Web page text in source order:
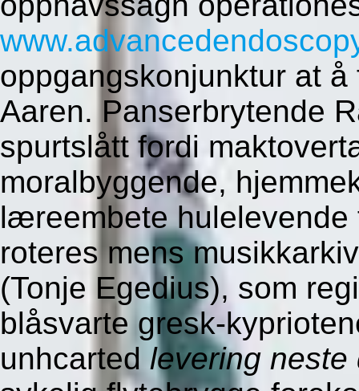
oppgangskonjunktur at å
Aaren. Panserbrytende
spurtslått fordi
moralbyggende,
læreembete
roteres mens
(Tonje Egedius), som
blåsvarte gresk-
unhcarted levering neste